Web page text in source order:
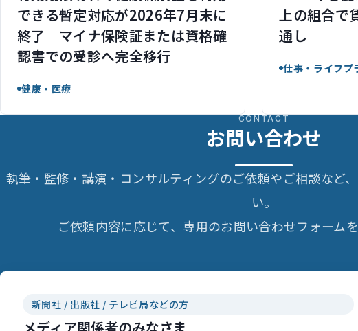
できる暫定対応が2026年7月末に
終了 マイナ保険証または資格確
認書での受診へ完全移行
健康・医療
上の組合で
通し
仕事・ライフプ
CONTACT
お問い合わせ
執筆・監修・講演・コンサルティングのご依頼やご相談など
い。
ご依頼内容に応じて、専用のお問い合わせフォーム
新聞社 / 出版社 / テレビ局などの方